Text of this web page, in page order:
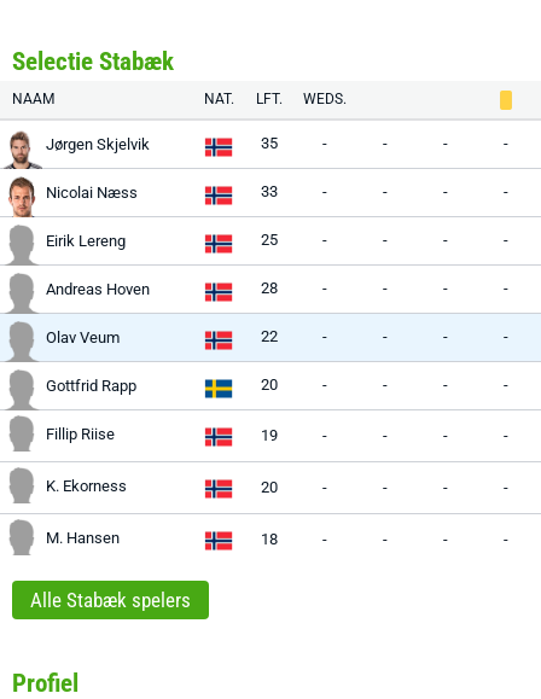
Selectie Stabæk
NAAM NAT. LFT. WEDS.
Jørgen Skjelvik 35 - - - -
Nicolai Næss 33 - - - -
Eirik Lereng 25 - - - -
Andreas Hoven 28 - - - -
Olav Veum 22 - - - -
Gottfrid Rapp 20 - - - -
Fillip Riise 19 - - - -
K. Ekorness 20 - - - -
M. Hansen 18 - - - -
Alle Stabæk spelers
Profiel